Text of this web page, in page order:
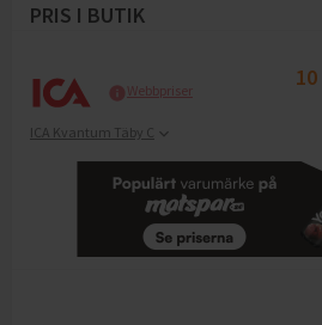
PRIS I BUTIK
Webbpriser 10
ICA Kvantum Täby C